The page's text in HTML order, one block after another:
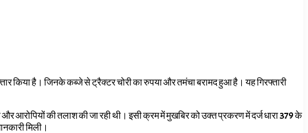
किया है। जिनके कब्जे से ट्रैक्टर चोरी का रुपया और तमंचा बरामद हुआ है। यह गिरफ्तारी
आरोपियों की तलाश की जा रही थी। इसी क्रम में मुखबिर को उक्त प्रकरण में दर्ज धारा 379 के
मिली।